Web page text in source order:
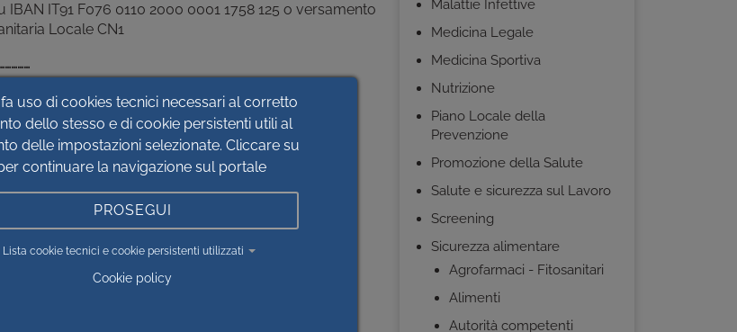
IT91 F076 0110 2000 0001 1758 125 o versamento
Locale CN1
seguente indirizzo di posta elettronica certificata:
Malattie Infettive
Medicina Legale
Medicina Sportiva
Nutrizione
Piano Locale della
Prevenzione
Promozione della Salute
Salute e sicurezza sul Lavoro
Screening
Sicurezza alimentare
Agrofarmaci - Fitosanitari
Alimenti
Autorità competenti
uso di cookies tecnici necessari al corretto
dello stesso e di cookie persistenti utili al
delle impostazioni selezionate. Cliccare su
continuare la navigazione sul portale
PROSEGUI
Lista cookie tecnici e cookie persistenti utilizzati
Cookie policy